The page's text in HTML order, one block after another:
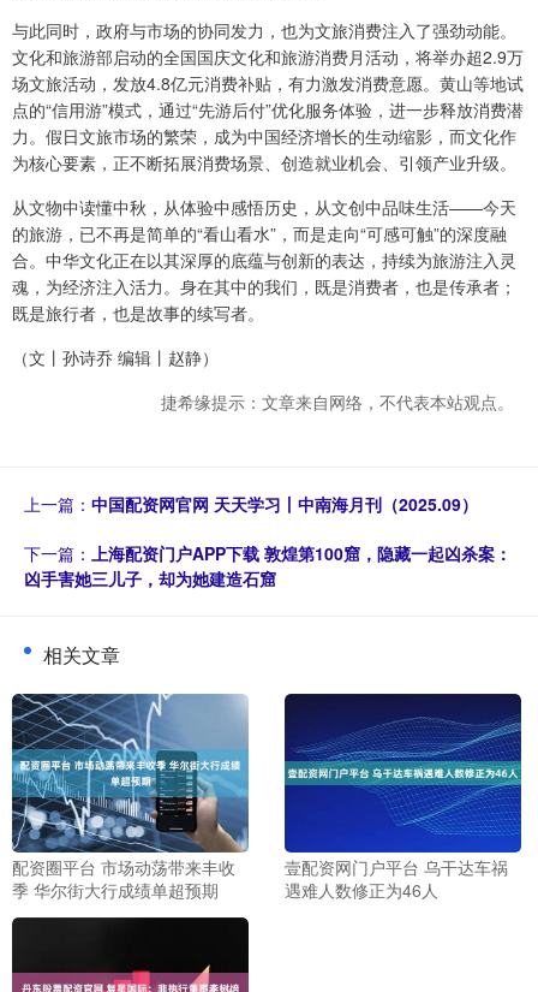
与此同时，政府与市场的协同发力，也为文旅消费注入了强劲动能。
文化和旅游部启动的全国国庆文化和旅游消费月活动，将举办超2.9万
场文旅活动，发放4.8亿元消费补贴，有力激发消费意愿。黄山等地试
点的“信用游”模式，通过“先游后付”优化服务体验，进一步释放消费潜
力。假日文旅市场的繁荣，成为中国经济增长的生动缩影，而文化作
为核心要素，正不断拓展消费场景、创造就业机会、引领产业升级。
从文物中读懂中秋，从体验中感悟历史，从文创中品味生活——今天
的旅游，已不再是简单的“看山看水”，而是走向“可感可触”的深度融
合。中华文化正在以其深厚的底蕴与创新的表达，持续为旅游注入灵
魂，为经济注入活力。身在其中的我们，既是消费者，也是传承者；
既是旅行者，也是故事的续写者。
（文丨孙诗乔 编辑丨赵静）
捷希缘提示：文章来自网络，不代表本站观点。
上一篇： 中国配资网官网 天天学习丨中南海月刊（2025.09）
下一篇： 上海配资门户APP下载 敦煌第100窟，隐藏一起凶杀案：
凶手害她三儿子，却为她建造石窟
相关文章
配资圈平台 市场动荡带来丰收
季 华尔街大行成绩单超预期
壹配资网门户平台 乌干达车祸
遇难人数修正为46人